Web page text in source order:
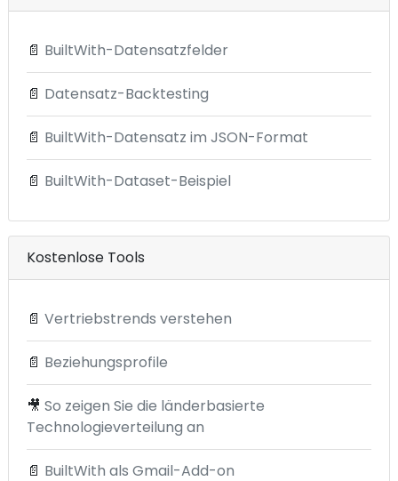
📄 BuiltWith-Datensatzfelder
📄 Datensatz-Backtesting
📄 BuiltWith-Datensatz im JSON-Format
📄 BuiltWith-Dataset-Beispiel
Kostenlose Tools
📄 Vertriebstrends verstehen
📄 Beziehungsprofile
🎥 So zeigen Sie die länderbasierte
Technologieverteilung an
📄 BuiltWith als Gmail-Add-on